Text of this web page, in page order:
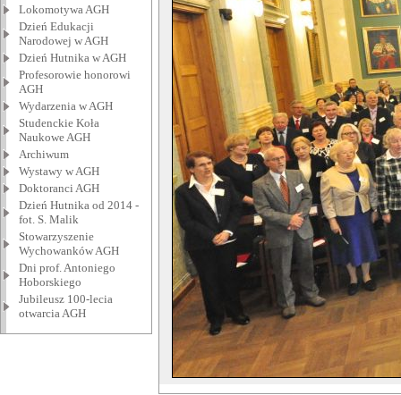
Lokomotywa AGH
Dzień Edukacji
Narodowej w AGH
Dzień Hutnika w AGH
Profesorowie honorowi
AGH
Wydarzenia w AGH
Studenckie Koła
Naukowe AGH
Archiwum
Wystawy w AGH
Doktoranci AGH
Dzień Hutnika od 2014 -
fot. S. Malik
Stowarzyszenie
Wychowanków AGH
Dni prof. Antoniego
Hoborskiego
Jubileusz 100-lecia
otwarcia AGH